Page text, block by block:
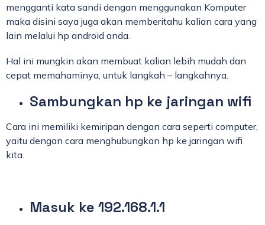
mengganti kata sandi dengan menggunakan Komputer
maka disini saya juga akan memberitahu kalian cara yang
lain melalui hp android anda.
Hal ini mungkin akan membuat kalian lebih mudah dan
cepat memahaminya, untuk langkah – langkahnya.
Sambungkan hp ke jaringan wifi
Cara ini memiliki kemiripan dengan cara seperti computer,
yaitu dengan cara menghubungkan hp ke jaringan wifi
kita.
Masuk ke 192.168.1.1